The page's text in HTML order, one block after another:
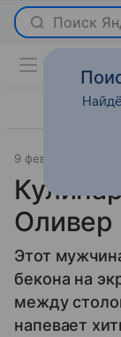
Поиск
9 февраля 2011
Оливер
Этот
бекона на
между
напевает